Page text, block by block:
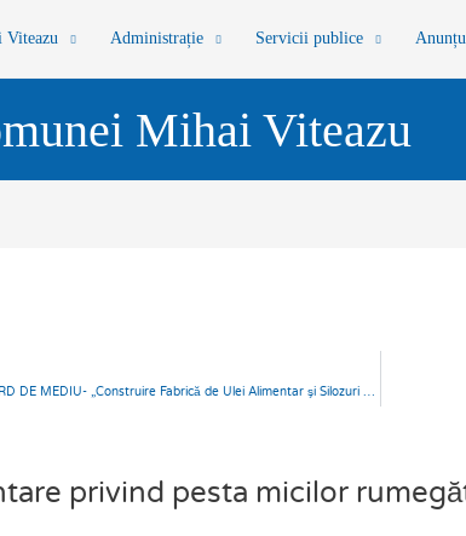
Viteazu Administrație Servicii publice
Mihai Viteazu
ANUNŢ PUBLIC PENTRU ACORD DE MEDIU- „Construire Fabrică de Ulei Alimentar şi Silozuri Materie Primă”
privind pesta micilor